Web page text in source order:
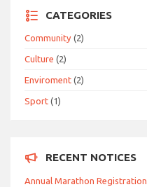
CATEGORIES
Community (2)
Culture (2)
Enviroment (2)
Sport (1)
RECENT NOTICES
Annual Marathon Registration